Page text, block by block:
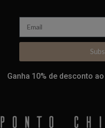
Ganha 10% de desconto